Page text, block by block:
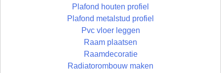
Plafond houten profiel
Plafond metalstud profiel
Pvc vloer leggen
Raam plaatsen
Raamdecoratie
Radiatorombouw maken